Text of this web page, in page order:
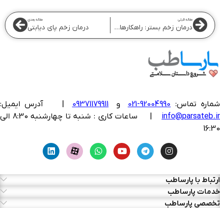
مقاله قبلی
درمان زخم بستر: راهکارهای موثر و سریع
مقاله بعدی
درمان زخم پای دیابتی
شماره تماس: 92004990-021 و 09371179911
آدرس ایمیل:
info@parsateb.ir
| ساعات کاری : شنبه تا چهارشنبه 8:30 الی
16:30
ارتباط با پارساطب
خدمات پارساطب
تخصصی پارساطب